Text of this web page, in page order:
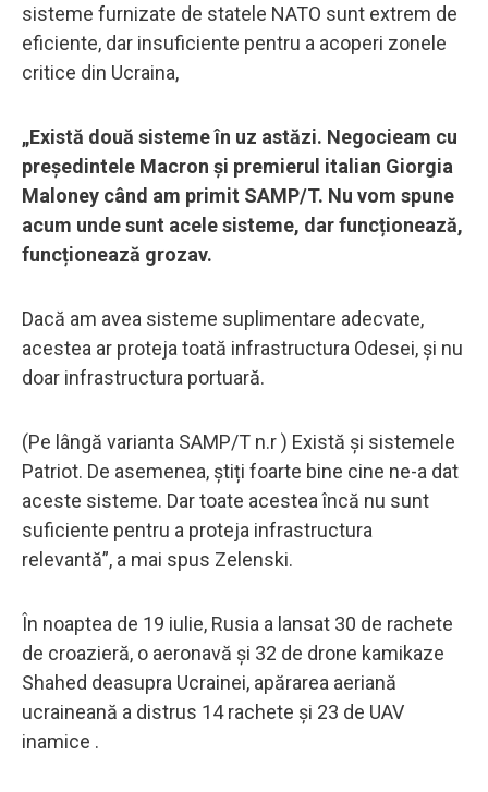
sisteme furnizate de statele NATO sunt extrem de
eficiente, dar insuficiente pentru a acoperi zonele
critice din Ucraina,
„Există două sisteme în uz astăzi. Negocieam cu
președintele Macron și premierul italian Giorgia
Maloney când am primit SAMP/T. Nu vom spune
acum unde sunt acele sisteme, dar funcționează,
funcționează grozav.
Dacă am avea sisteme suplimentare adecvate,
acestea ar proteja toată infrastructura Odesei, și nu
doar infrastructura portuară.
(Pe lângă varianta SAMP/T n.r ) Există și sistemele
Patriot. De asemenea, știți foarte bine cine ne-a dat
aceste sisteme. Dar toate acestea încă nu sunt
suficiente pentru a proteja infrastructura
relevantă”, a mai spus Zelenski.
În noaptea de 19 iulie, Rusia a lansat 30 de rachete
de croazieră, o aeronavă și 32 de drone kamikaze
Shahed deasupra Ucrainei, apărarea aeriană
ucraineană a distrus 14 rachete și 23 de UAV
inamice .